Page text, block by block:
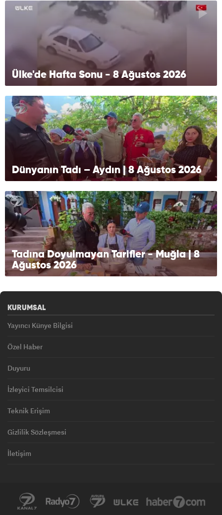
Ülke'de Hafta Sonu - 8 Ağustos 2026
Dünyanın Tadı – Aydın | 8 Ağustos 2026
Tadına Doyulmayan Tarifler - Muğla | 8
Ağustos 2026
KURUMSAL
Yayıncı Künye Bilgisi
Özel Haber
Duyuru
İzleyici Temsilcisi
Teknik Erişim
Gizlilik Sözleşmesi
İletişim